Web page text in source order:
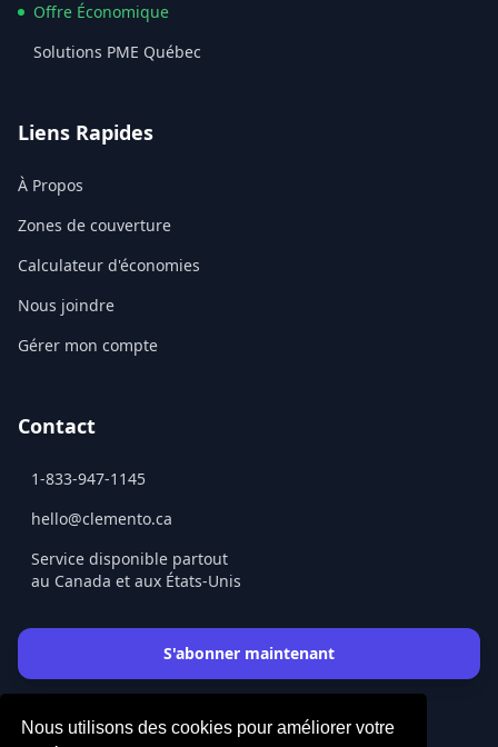
Nous utilisons des cookies pour améliorer votre
Offre Économique
Solutions PME Québec
Liens Rapides
À Propos
Zones de couverture
Calculateur d'économies
Nous joindre
Gérer mon compte
Contact
1-833-947-1145
hello@clemento.ca
Service disponible partout
au Canada et aux États-Unis
S'abonner maintenant